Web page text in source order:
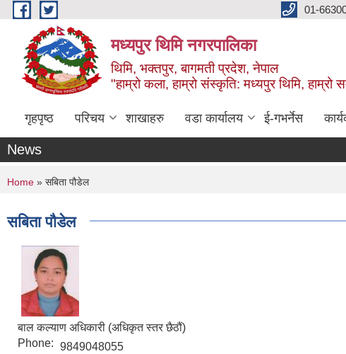
Skip to main content 01-
मध्यपुर थिमि नगरपालिका
थिमि, भक्तपुर, बागमती प्रदेश, नेपाल
"हाम्रो कला, हाम्रो संस्कृति: मध्यपुर थिमि, हाम्रो
गृहपृष्ठ परिचय शाखाहरु वडा कार्यालय ई-गभर्नेस
News
You are here
Home » सबिता पौडेल
सबिता पौडेल
बाल कल्याण अधिकारी (अधिकृत स्तर छैठौं)
Phone: 9849048055